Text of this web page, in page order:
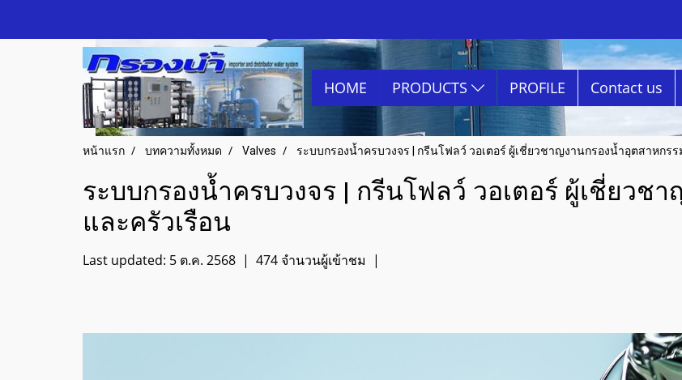
HOME PRODUCTS PROFILE Contact us
หน้าแรก บทความทั้งหมด Valves ระบบกรองน้ำครบวงจร | กรีนโฟลว์ วอเตอร์ ผู้เชี่ยวชาญงานกรองน้ำอุตสาหกร
ระบบกรองน้ำครบวงจร | กรีนโฟลว์ วอเตอร์ ผู้เชี่ยวช
และครัวเรือน
Last updated: 5 ต.ค. 2568 | 474 จำนวนผู้เข้าชม |